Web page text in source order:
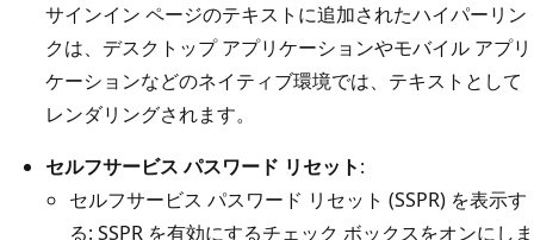
サインイン ページのテキストに追加されたハイパーリン
クは、デスクトップ アプリケーションやモバイル アプリ
ケーションなどのネイティブ環境では、テキストとして
レンダリングされます。
セルフサービス パスワード リセット:
セルフサービス パスワード リセット (SSPR) を表示す
る: SSPR を有効にするチェック ボックスをオンにしま